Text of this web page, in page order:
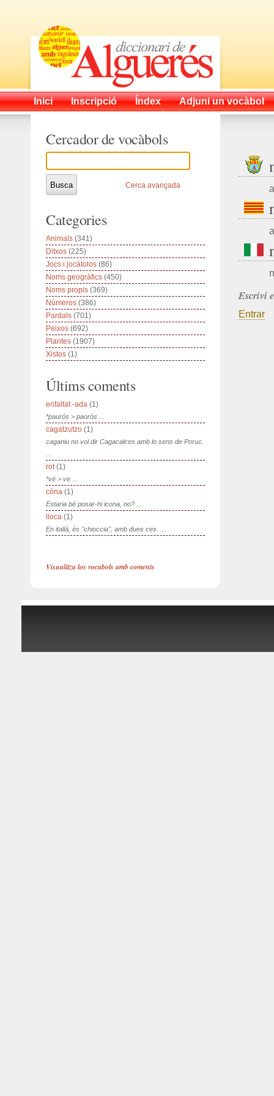
Inici Inscripció Índex Adjuni un vocàbol
Escrivi
Entrar
Cercador de vocàbols
Cerca avançada
Categories
Animals (341)
Ditxos (225)
Jocs i jocàtolos (86)
Noms geogràfics (450)
Noms propis (369)
Números (386)
Pardals (701)
Peixos (692)
Plantes (1907)
Xistos (1)
Últims coments
enfaltat -ada (1)
*paurós > paorós ...
cagatzutzo (1)
caganiu no vol dir Cagacalces amb lo sens de Poruc.
rot(1)
*vé > ve ...
còna (1)
Estaria bé posar-hi icona, no? ...
lloca (1)
En italià, és "chioccia", amb dues ces. ...
Visualitza los vocabols amb coments